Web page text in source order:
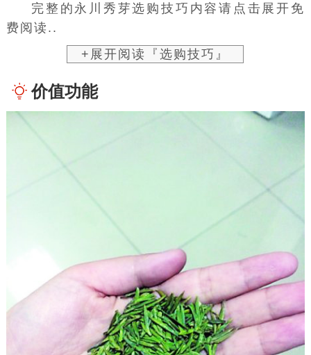
完整的永川秀芽选购技巧内容请点击展开免
费阅读..
+展开阅读『选购技巧』
价值功能